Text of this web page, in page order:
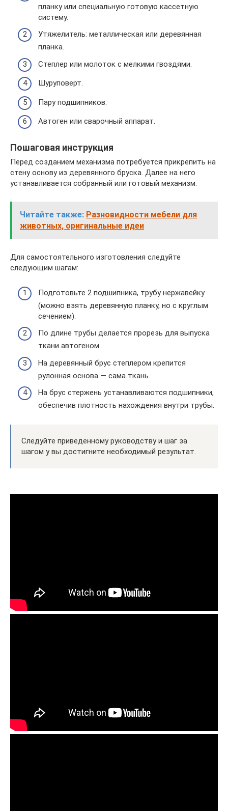
планку или специальную готовую кассетную
систему.
Утяжелитель: металлическая или деревянная
планка.
Степлер или молоток с мелкими гвоздями.
Шуруповерт.
Пару подшипников.
Автоген или сварочный аппарат.
Пошаговая инструкция
Перед созданием механизма потребуется прикрепить на
стену основу из деревянного бруска. Далее на него
устанавливается собранный или готовый механизм.
Читайте также: Разновидности мебели для
животных, оригинальные идеи
Для самостоятельного изготовления следуйте
следующим шагам:
Подготовьте 2 подшипника, трубу нержавейку
(можно взять деревянную планку, но с круглым
сечением).
По длине трубы делается прорезь для выпуска
ткани автогеном.
На деревянный брус степлером крепится
рулонная основа — сама ткань.
На брус стержень устанавливаются подшипники,
обеспечив плотность нахождения внутри трубы.
Следуйте приведенному руководству и шаг за
шагом у вы достигните необходимый результат.